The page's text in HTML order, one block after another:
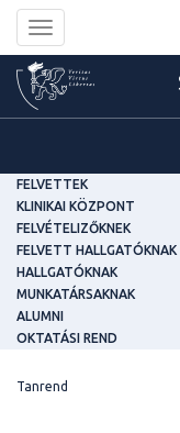
Toggle
navigation
FELVETTEK
KLINIKAI KÖZPONT
FELVÉTELIZŐKNEK
FELVETT HALLGATÓKNAK
HALLGATÓKNAK
MUNKATÁRSAKNAK
ALUMNI
OKTATÁSI REND
Tanrend